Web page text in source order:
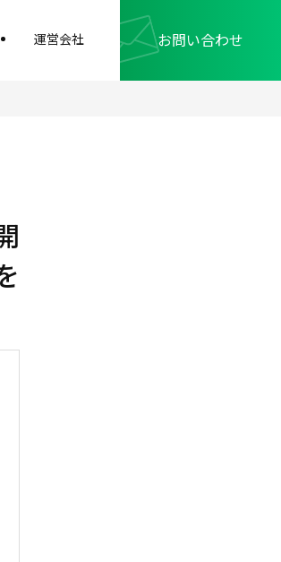
運営会社 お問い合わせ